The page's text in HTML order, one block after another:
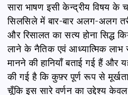
सारा भाषण इसी केन्द्रीय विषय के
सिलसिले में बार-बार अलग-अलग
और रिसालत का सत्य होना सिद्ध
लाने के नैतिक एवं आध्यात्मिक
मानने की हानियाँ बताई गई हैं और
की गई है कि कुफ़्र पूर्ण रूप से
चूँकि इस सारे वर्णन का उद्देश्य केवल